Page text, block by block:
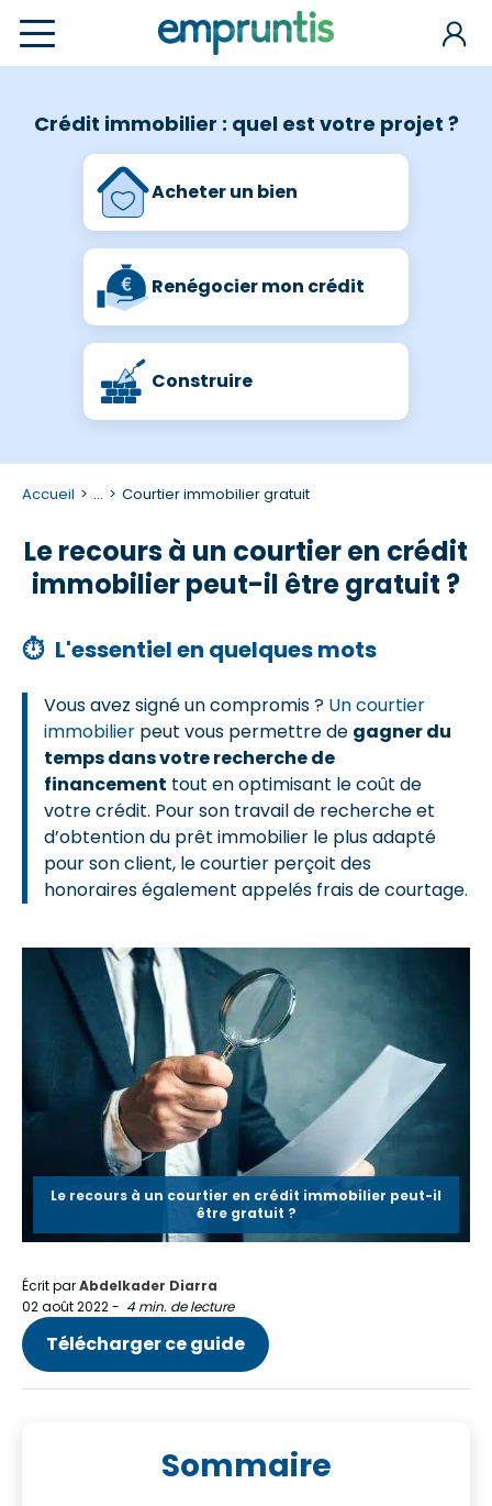
Crédit immobilier : quel est votre projet ?
Acheter un bien
Renégocier mon crédit
Construire
Accueil ... Courtier immobilier gratuit
Le recours à un courtier en crédit
immobilier peut-il être gratuit ?
⏱ L'essentiel en quelques mots
Vous avez signé un compromis ? Un courtier
immobilier peut vous permettre de gagner du
temps dans votre recherche de
financement tout en optimisant le coût de
votre crédit. Pour son travail de recherche et
d’obtention du prêt immobilier le plus adapté
pour son client, le courtier perçoit des
honoraires également appelés frais de courtage.
Le recours à un courtier en crédit immobilier peut-il
être gratuit ?
Écrit parAbdelkader Diarra
02 août 2022- 4 min. de lecture
Télécharger ce guide
Sommaire